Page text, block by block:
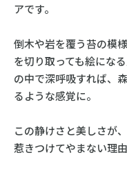
アです。
倒木や岩を覆う苔の模
を切り取っても絵にな
の中で深呼吸すれば、
るような感覚に。
この静けさと美しさが
惹きつけてやまない理